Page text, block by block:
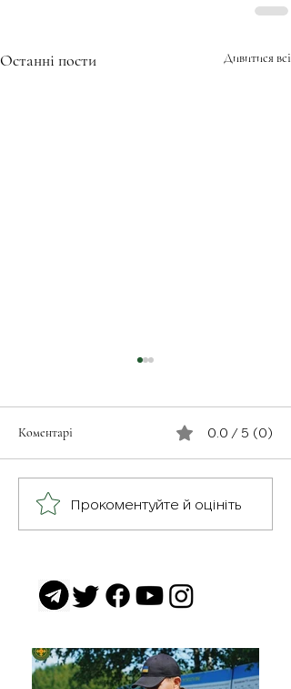
Останні пости Дивитися всі
Військовослужбовець з
псевдо «Чех» з батальйону
Коментарі 0.0 / 5 (0)
Прокоментуйте й оцініть